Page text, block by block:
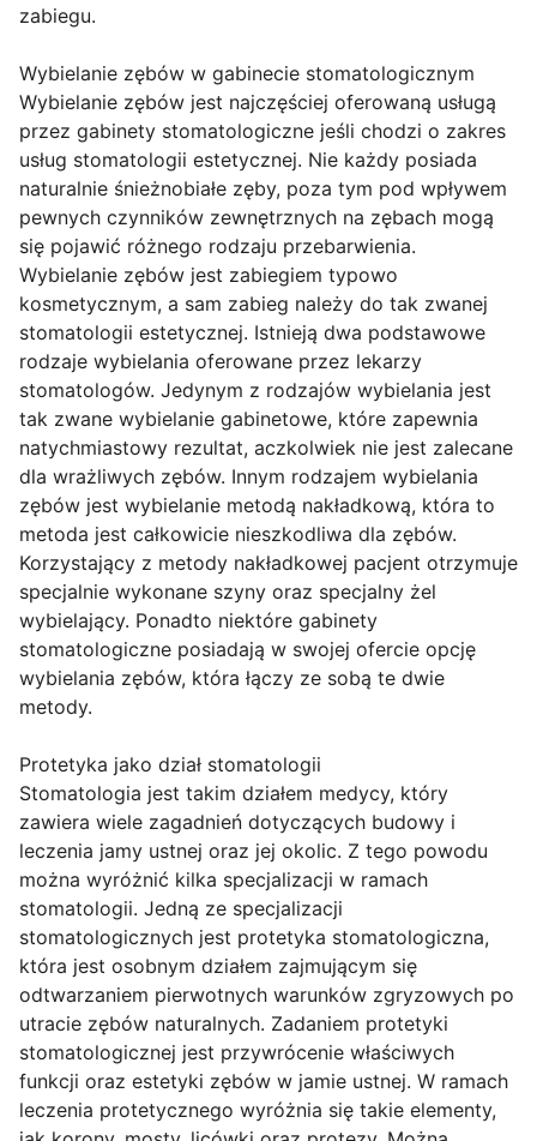
zabiegu.
Wybielanie zębów w gabinecie stomatologicznym
Wybielanie zębów jest najczęściej oferowaną usługą
przez gabinety stomatologiczne jeśli chodzi o zakres
usług stomatologii estetycznej. Nie każdy posiada
naturalnie śnieżnobiałe zęby, poza tym pod wpływem
pewnych czynników zewnętrznych na zębach mogą
się pojawić różnego rodzaju przebarwienia.
Wybielanie zębów jest zabiegiem typowo
kosmetycznym, a sam zabieg należy do tak zwanej
stomatologii estetycznej. Istnieją dwa podstawowe
rodzaje wybielania oferowane przez lekarzy
stomatologów. Jedynym z rodzajów wybielania jest
tak zwane wybielanie gabinetowe, które zapewnia
natychmiastowy rezultat, aczkolwiek nie jest zalecane
dla wrażliwych zębów. Innym rodzajem wybielania
zębów jest wybielanie metodą nakładkową, która to
metoda jest całkowicie nieszkodliwa dla zębów.
Korzystający z metody nakładkowej pacjent otrzymuje
specjalnie wykonane szyny oraz specjalny żel
wybielający. Ponadto niektóre gabinety
stomatologiczne posiadają w swojej ofercie opcję
wybielania zębów, która łączy ze sobą te dwie
metody.
Protetyka jako dział stomatologii
Stomatologia jest takim działem medycy, który
zawiera wiele zagadnień dotyczących budowy i
leczenia jamy ustnej oraz jej okolic. Z tego powodu
można wyróżnić kilka specjalizacji w ramach
stomatologii. Jedną ze specjalizacji
stomatologicznych jest protetyka stomatologiczna,
która jest osobnym działem zajmującym się
odtwarzaniem pierwotnych warunków zgryzowych po
utracie zębów naturalnych. Zadaniem protetyki
stomatologicznej jest przywrócenie właściwych
funkcji oraz estetyki zębów w jamie ustnej. W ramach
leczenia protetycznego wyróżnia się takie elementy,